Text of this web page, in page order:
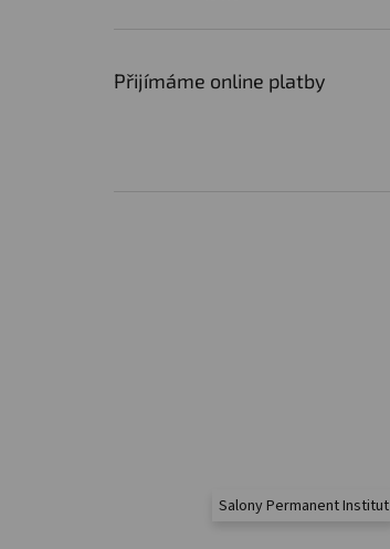
Přijímáme online platby
Salony Permanent Institut